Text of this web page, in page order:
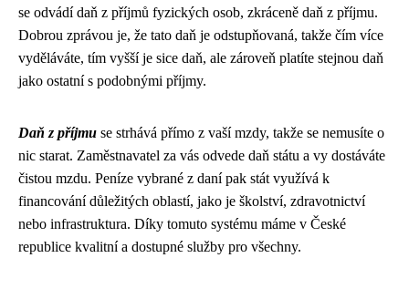
se odvádí daň z příjmů fyzických osob, zkráceně daň z příjmu.
Dobrou zprávou je, že tato daň je odstupňovaná, takže čím více
vyděláváte, tím vyšší je sice daň, ale zároveň platíte stejnou daň
jako ostatní s podobnými příjmy.
Daň z příjmu se strhává přímo z vaší mzdy, takže se nemusíte o
nic starat. Zaměstnavatel za vás odvede daň státu a vy dostáváte
čistou mzdu. Peníze vybrané z daní pak stát využívá k
financování důležitých oblastí, jako je školství, zdravotnictví
nebo infrastruktura. Díky tomuto systému máme v České
republice kvalitní a dostupné služby pro všechny.